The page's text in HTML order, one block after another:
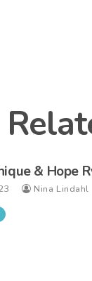
& Hope
Nina Lindahl